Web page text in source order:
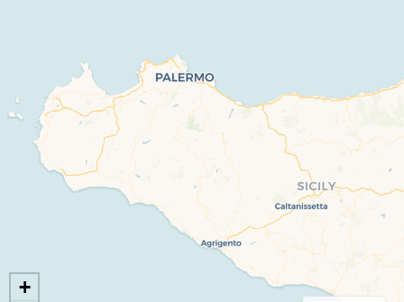
+